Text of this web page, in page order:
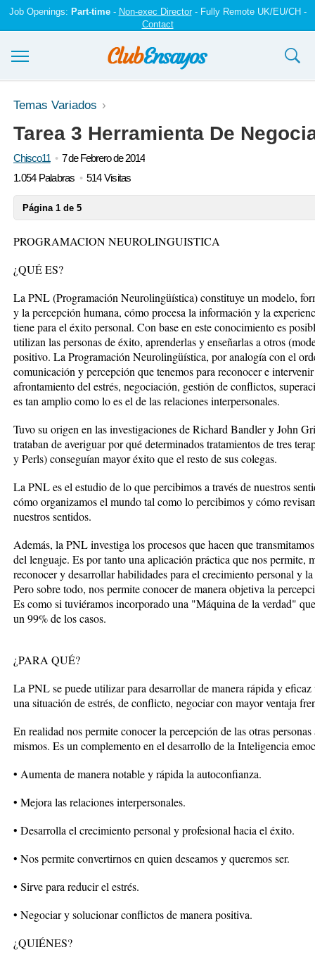
Job Openings: Part-time- Non-exec Director- Fully Remote UK/EU/CH -
Contact
Ensayos y trabajos
Registrarse
Iniciar sesión
Temas Variados
Tarea 3 Herramienta De
Chisco11
7 de Febrero de 2014
1.054 Palabras
514 Visitas
Página 1 de 5
PROGRAMACION NEUROLINGUISTICA
¿QUÉ ES?
La PNL (Programación Neurolingüística) constituye un modelo,
y la percepción humana, cómo procesa la información y la
tiene para el éxito personal. Con base en este conocimiento es
utilizan las personas de éxito, aprenderlas y enseñarlas a otros
positivo. La Programación Neurolingüística, por analogía con el
comunicación y percepción que tenemos para reconocer e
afrontamiento del estrés, negociación, gestión de conflictos,
es tan amplio como lo es el de las relaciones interpersonales.
Tuvo su origen en las investigaciones de Richard Bandler y John
trataban de averiguar por qué determinados tratamientos de tres
y Perls) conseguían mayor éxito que el resto de sus colegas.
La PNL es el estudio de lo que percibimos a través de nuestros
cómo organizamos el mundo tal como lo percibimos y cómo
nuestros sentidos.
Además, la PNL investiga los procesos que hacen que
del lenguaje. Es por tanto una aplicación práctica que nos permite,
reconocer y desarrollar habilidades para el crecimiento personal y
Pero sobre todo, nos permite conocer de manera objetiva la
Es como si tuviéramos incorporado una "Máquina de la verdad"
un 99% de los casos.
¿PARA QUÉ?
La PNL se puede utilizar para desarrollar de manera rápida y
una situación de estrés, de conflicto, negociar con mayor ventaja
En realidad nos permite conocer la percepción de las otras
mismos. Es un complemento en el desarrollo de la Inteligencia
• Aumenta de manera notable y rápida la autoconfianza.
• Mejora las relaciones interpersonales.
• Desarrolla el crecimiento personal y profesional hacia el éxito.
• Nos permite convertirnos en quien deseamos y queremos ser.
• Sirve para reducir el estrés.
• Negociar y solucionar conflictos de manera positiva.
¿QUIÉNES?